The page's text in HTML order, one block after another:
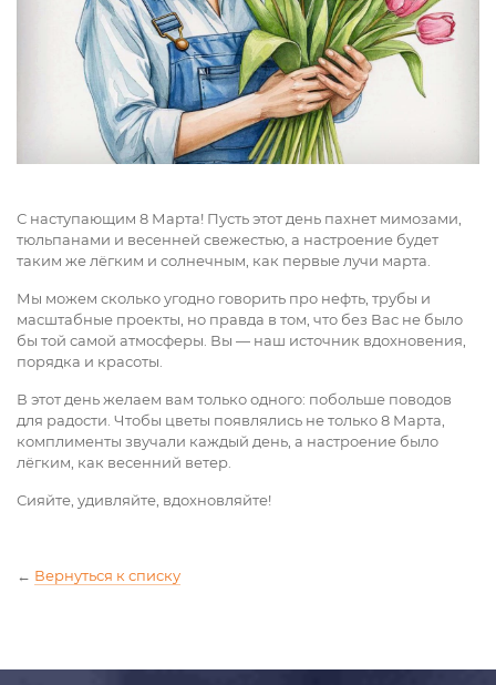
С наступающим 8 Марта! Пусть этот день пахнет мимозами,
тюльпанами и весенней свежестью, а настроение будет
таким же лёгким и солнечным, как первые лучи марта.
Мы можем сколько угодно говорить про нефть, трубы и
масштабные проекты, но правда в том, что без Вас не было
бы той самой атмосферы. Вы — наш источник вдохновения,
порядка и красоты.
В этот день желаем вам только одного: побольше поводов
для радости. Чтобы цветы появлялись не только 8 Марта,
комплименты звучали каждый день, а настроение было
лёгким, как весенний ветер.
Сияйте, удивляйте, вдохновляйте!
← Вернуться к списку